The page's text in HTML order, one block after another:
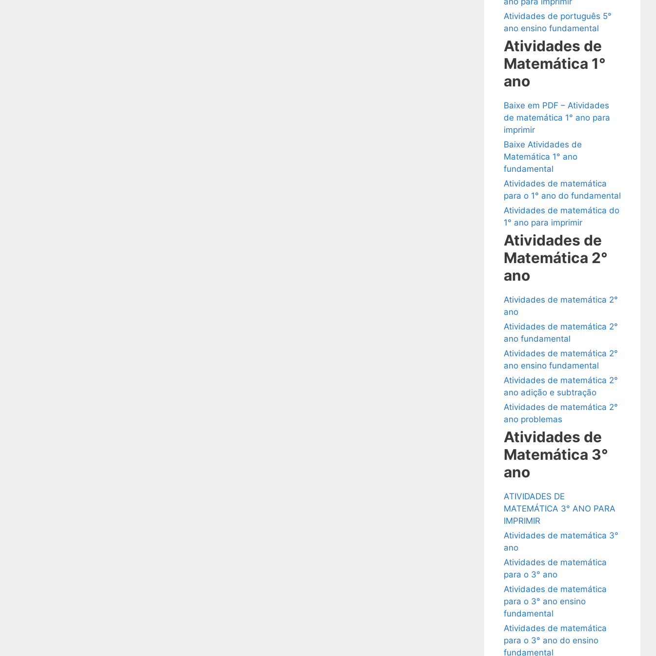
Atividades de português 5°
ano ensino fundamental
Atividades de
Matemática 1°
ano
Baixe em PDF – Atividades
de matemática 1° ano para
imprimir
Baixe Atividades de
Matemática 1° ano
fundamental
Atividades de matemática
para o 1° ano do fundamental
Atividades de matemática do
1° ano para imprimir
Atividades de
Matemática 2°
ano
Atividades de matemática 2°
ano
Atividades de matemática 2°
ano fundamental
Atividades de matemática 2°
ano ensino fundamental
Atividades de matemática 2°
ano adição e subtração
Atividades de matemática 2°
ano problemas
Atividades de
Matemática 3°
ano
ATIVIDADES DE
MATEMÁTICA 3° ANO PARA
IMPRIMIR
Atividades de matemática 3°
ano
Atividades de matemática
para o 3° ano
Atividades de matemática
para o 3° ano ensino
fundamental
Atividades de matemática
para o 3° ano do ensino
fundamental